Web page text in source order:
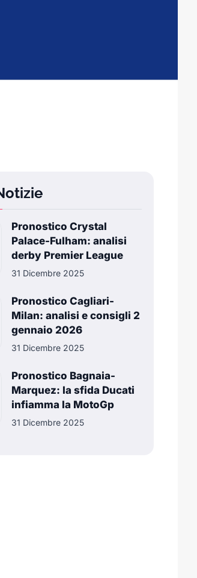
Pronostico Crystal
Palace-Fulham: analisi
derby Premier League
31 Dicembre 2025
Pronostico Cagliari-
Milan: analisi e consigli 2
gennaio 2026
31 Dicembre 2025
Pronostico Bagnaia-
Marquez: la sfida Ducati
infiamma la MotoGp
31 Dicembre 2025